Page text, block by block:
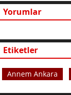
Yorumlar
Etiketler
Annem Ankara